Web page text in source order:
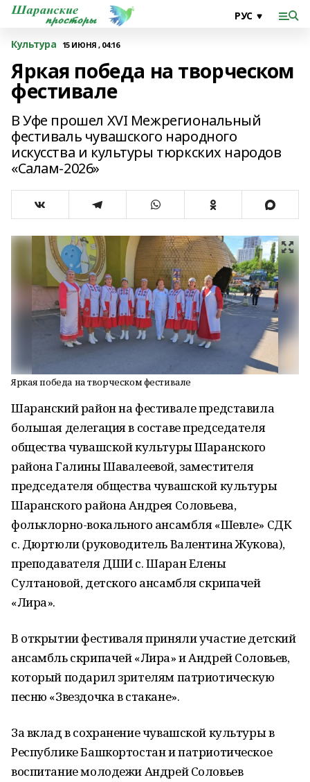
Культура 15 ИЮНЯ , 04:16
Яркая победа на творческом
фестивале
В Уфе прошел XVI Межрегиональный
фестиваль чувашского народного
искусства и культуры тюркских народов
«Салам-2026»
Яркая победа на творческом фестивале
Шаранский район на фестивале представила
большая делегация в составе председателя
общества чувашской культуры Шаранского
района Галины Шавалеевой, заместителя
председателя общества чувашской культуры
Шаранского района Андрея Соловьева,
фольклорно-вокального ансамбля «Шевле» СДК
с. Дюртюли (руководитель Валентина Жукова),
преподавателя ДШИ с. Шаран Елены
Султановой, детского ансамбля скрипачей
«Лира».
В открытии фестиваля приняли участие детский
ансамбль скрипачей «Лира» и Андрей Соловьев,
который подарил зрителям патриотическую
песню «Звездочка в стакане».
За вклад в сохранение чувашской культуры в
Республике Башкортостан и патриотическое
воспитание молодежи Андрей Соловьев